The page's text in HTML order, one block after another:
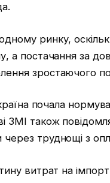
ринку,
а постачання за
зростаючого
почала
ЗМІ також
труднощі з
витрат на